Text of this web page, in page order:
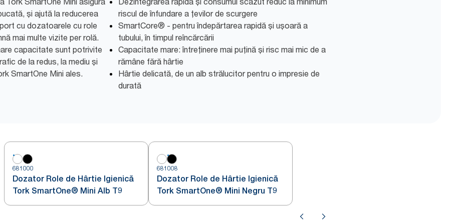
și ajută la reducerea
cu dozatoarele cu role
mai multe vizite per rolă.
capacitate sunt potrivite
de la redus, la mediu și
SmartOne Mini ales.
riscul de înfundare a țevilor de scurgere
SmartCore® - pentru îndepărtarea rapidă și ușoară a
tubului, în timpul reîncărcării
Capacitate mare: întreținere mai puțină și risc mai mic de a
rămâne fără hârtie
Hârtie delicată, de un alb strălucitor pentru o impresie de
durată
681000
Dozator Role de Hârtie Igienică
Tork SmartOne® Mini Alb T9
681008
Dozator Role de Hârtie Igienică
Tork SmartOne® Mini Negru T9